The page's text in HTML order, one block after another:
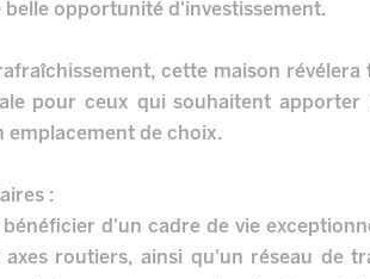
opportunité d'investissement.
cette maison
pour ceux qui souhaitent
emplacement de choix.
:
d'un cadre de vie
routiers, ainsi qu'un réseau de